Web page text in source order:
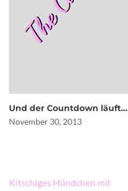
Und der Countdown läuft…
November 30, 2013
Beitragsnavigation
Kitschiges Hündchen mit